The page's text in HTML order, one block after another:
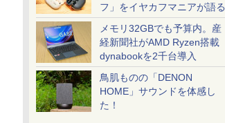
フ」をイヤカフマニアが語る
メモリ32GBでも予算内。産
経新聞社がAMD Ryzen搭載
dynabookを2千台導入
鳥肌ものの「DENON
HOME」サウンドを体感し
た！